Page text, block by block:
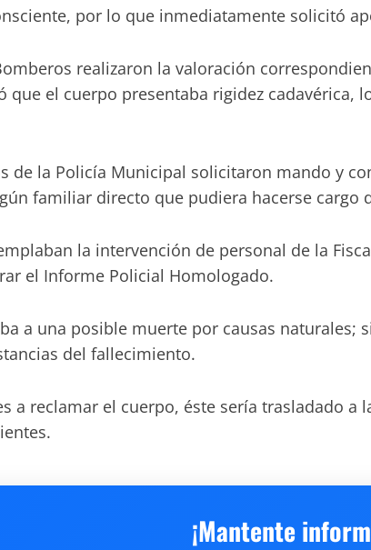
por lo que inmediatamente solicitó
realizaron la valoración
que el cuerpo presentaba rigidez
de la Policía Municipal solicitaron mando y
familiar directo que pudiera hacerse
la intervención de personal de la
el Informe Policial Homologado.
a una posible muerte por causas naturales;
del fallecimiento.
a reclamar el cuerpo, éste sería trasladado a
¡Mantente